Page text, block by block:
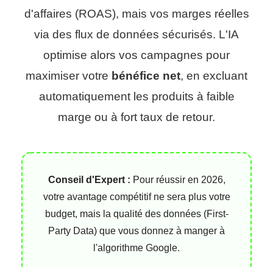
d'affaires (ROAS), mais vos marges réelles
via des flux de données sécurisés. L'IA
optimise alors vos campagnes pour
maximiser votre bénéfice net, en excluant
automatiquement les produits à faible
marge ou à fort taux de retour.
Conseil d'Expert : Pour réussir en 2026,
votre avantage compétitif ne sera plus votre
budget, mais la qualité des données (First-
Party Data) que vous donnez à manger à
l'algorithme Google.